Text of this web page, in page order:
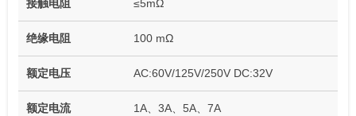
接触电阻 ≤5mΩ
绝缘电阻 100 mΩ
额定电压 AC:60V/125V/250V DC:32V
额定电流 1A、3A、5A、7A